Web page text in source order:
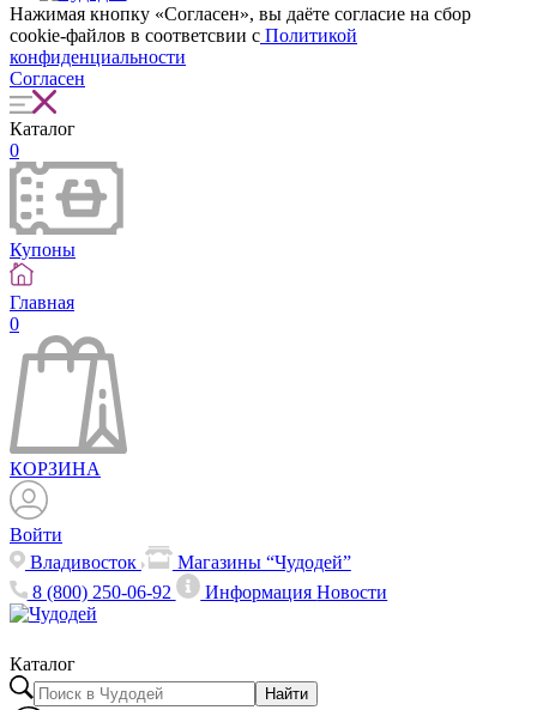
Нажимая кнопку «Согласен», вы даёте cогласие на сбор
cookie-файлов в соответсвии с Политикой
конфиденциальности
Согласен
Каталог
0
Купоны
Главная
0
КОРЗИНА
Войти
Владивосток
Магазины “Чудодей”
8 (800) 250-06-92
ИнформацияНовости
Каталог
Найти